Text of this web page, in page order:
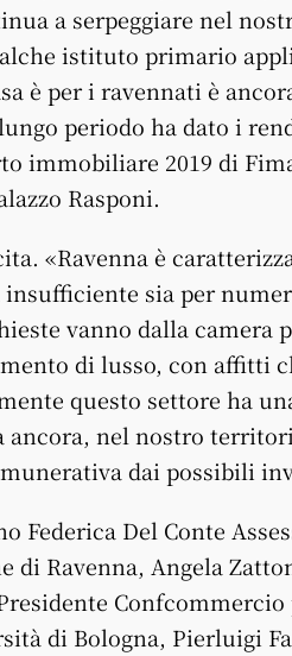
a serpeggiare nel
istituto primario
è per i ravennati è
periodo ha dato i
immobiliare 2019 di
Rasponi.
«Ravenna è
sia per
vanno dalla camera
di lusso, con affitti
questo settore ha
nel nostro
dai possibili
Federica Del Conte
di Ravenna, Angela
di Bologna, Pierluigi